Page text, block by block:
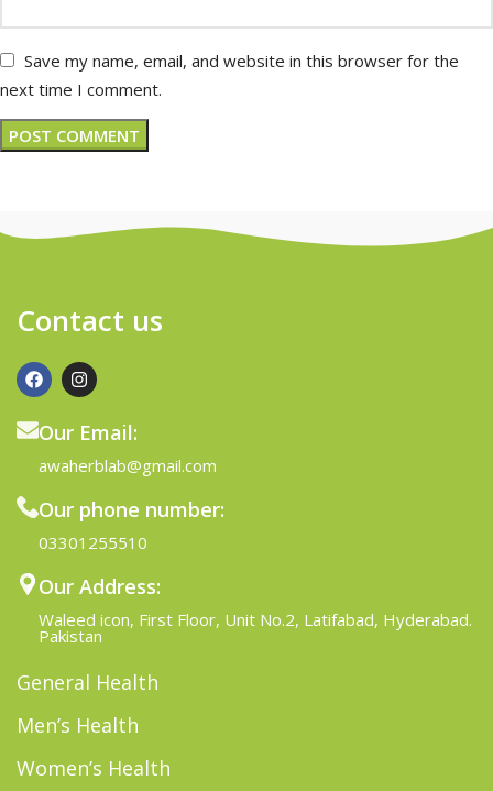
Save my name, email, and website in this browser for the
next time I comment.
Contact us
Our Email:
awaherblab@gmail.com
Our phone number:
03301255510
Our Address:
Waleed icon, First Floor, Unit No.2, Latifabad, Hyderabad.
Pakistan
General Health
Men’s Health
Women’s Health